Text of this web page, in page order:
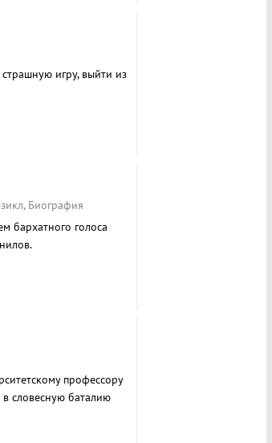
игру, выйти из
Биография
бархатного голоса
профессору
словесную баталию